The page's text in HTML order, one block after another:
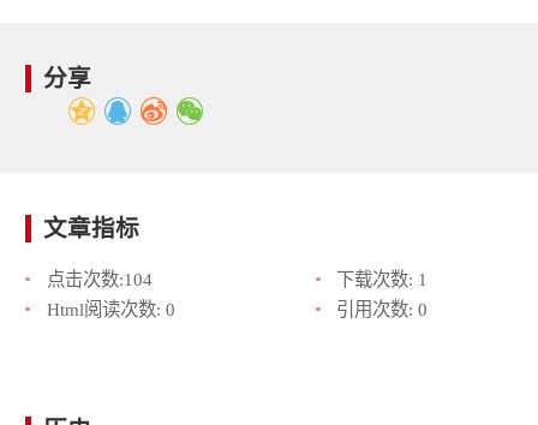
分享
文章指标
点击次数:104 下载次数: 1
Html阅读次数: 0 引用次数: 0